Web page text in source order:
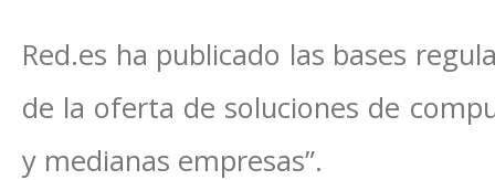
Red.es ha publicado las bases
de la oferta de soluciones de
y medianas empresas”.